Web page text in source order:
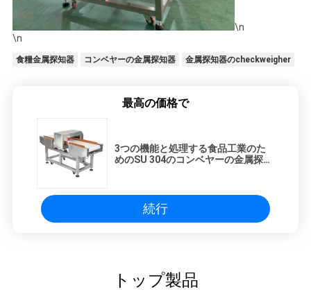
\n
\n
食糧金属探知器 コンベヤーの金属探知器 金属探知器のcheckweigher
最高の価格で
3つの機能と処理する食品工業のた
めのSU 304のコンベヤーの金属探知
続行
トップ製品